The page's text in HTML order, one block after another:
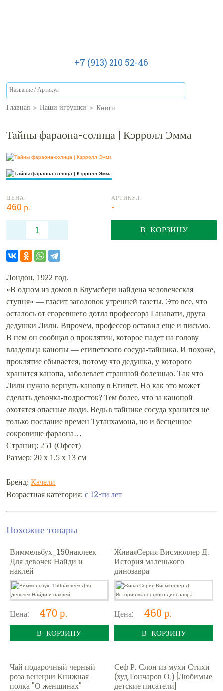
+7 (913) 210 52-46
Главная > Наши игрушки > Книги
Тайны фараона-солнца | Кэрролл Эмма
ЦЕНА:
460 р.
АРТИКУЛ:
-
В КОРЗИНУ
Лондон, 1922 год.
«В одном из домов в Блумсбери найдена человеческая
ступня» — гласит заголовок утренней газеты. Это все, что
осталось от сгоревшего дотла профессора Ганавати, друга
дедушки Лили. Впрочем, профессор оставил еще и письмо.
В нем он сообщал о проклятии, которое падет на голову
владельца канопы — египетского сосуда-тайника. И похоже,
проклятие сбывается, потому что дедушка, у которого
хранится канопа, заболевает страшной болезнью. Так что
Лили нужно вернуть канопу в Египет. Но как это может
сделать девочка-подросток? Тем более, что за канопой
охотятся опасные люди. Ведь в тайнике сосуда хранится не
только послание времен Тутанхамона, но и бесценное
сокровище фараона…
Страниц: 251 (Офсет)
Размер: 20 х 1.5 х 13 см
Бренд:Качели
Возрастная категория:с 12-ти лет
Похожие товары
Виммельбух_150наклеек
Для девочек Найди и
наклей
Цена: 470 р.
В КОРЗИНУ
ЖиваяСерия Висмюллер Д.
История маленького
динозавра
Цена: 460 р.
В КОРЗИНУ
Чай подарочный черный
роза венеции Книжная
полка "О женщинах"
Сеф Р. Слон из мухи Стихи
(худ.Гончаров О.) [Любимые
детские писатели]